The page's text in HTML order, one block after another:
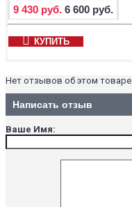
9 430 руб. 6 600 руб.
КУПИТЬ
Нет отзывов об этом товаре.
Написать отзыв
Ваше Имя: